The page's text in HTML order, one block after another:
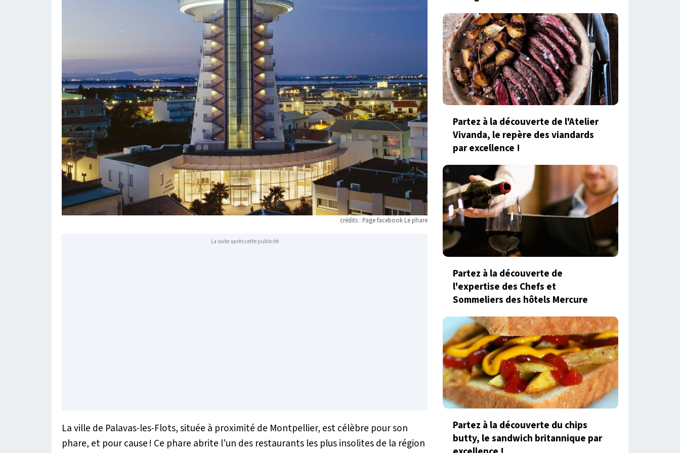
crédits : Page facebook Le phare
La suite après cette publicité
La ville de Palavas-les-Flots, située à proximité de Montpellier, est célèbre pour son
phare, et pour cause ! Ce phare abrite l'un des restaurants les plus insolites de la région
Partez à la découverte de l'Atelier
Vivanda, le repère des viandards
par excellence !
Partez à la découverte de
l'expertise des Chefs et
Sommeliers des hôtels Mercure
Partez à la découverte du chips
butty, le sandwich britannique par